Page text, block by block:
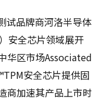
试品牌商河洛半导体
安全芯片领域展开
华区市场Associated
安全芯片提供固
商加速其产品上市时